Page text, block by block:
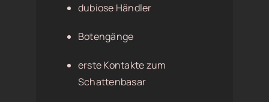
dubiose Händler
Botengänge
erste Kontakte zum
Schattenbasar